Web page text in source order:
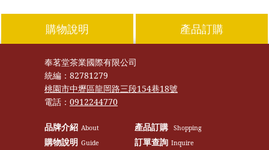
購物說明 產品訂購
奉茗堂茶業國際有限公司
統編： 82781279
桃園市中壢區龍岡路三段154巷18號
電話： 0912244770
品牌介紹 About 產品訂購 Shopping
購物說明 Guide 訂單查詢 Inquire